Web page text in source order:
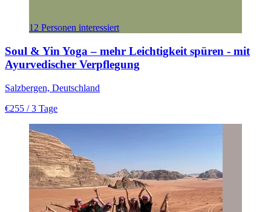
12 Personen interessiert
Soul & Yin Yoga – mehr Leichtigkeit spüren - mit
Ayurvedischer Verpflegung
Salzbergen, Deutschland
€255 / 3 Tage